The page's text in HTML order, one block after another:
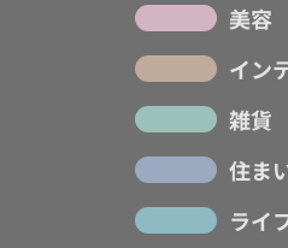
美容
イン
雑貨
住ま
ライ